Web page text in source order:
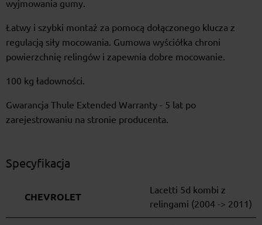
wyjmowania gumy.
Łatwy i szybki montaż za pomocą dołączonego klucza z
regulacją siły mocowania. Gumowa wyściółka chroni
powierzchnię relingów i zapewnia dobre mocowanie.
100 kg ładowności.
Gwarancja Thule Extended Warranty - 5 lat po
zarejestrowaniu na stronie producenta.
Specyfikacja
CHEVROLET
Lacetti 5d kombi z
relingami (2004 -> 2011)